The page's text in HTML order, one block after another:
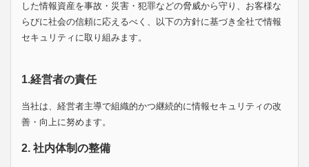
した情報資産を事故・災害・犯罪などの脅威から守り、お客様な
らびに社会の信頼に応えるべく、以下の方針に基づき全社で情報
セキュリティに取り組みます。
1.経営者の責任
当社は、経営者主導で組織的かつ継続的に情報セキュリティの改
善・向上に努めます。
2. 社内体制の整備